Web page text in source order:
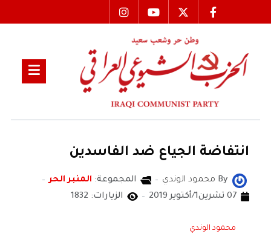
انتفاضة الجياع ضد الفاسدين
By محمود الوندي المجموعة: المنبر الحر
07 تشرين1/أكتوير 2019
الزيارات: 1832
محمود الوندي